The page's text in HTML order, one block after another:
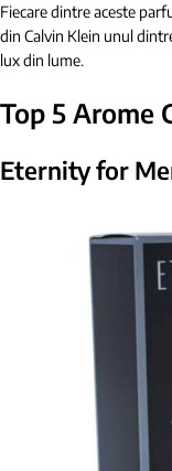
Fiecare dintre aceste
din Calvin Klein unul
lux din lume.
Top 5 Arome
Eternity for